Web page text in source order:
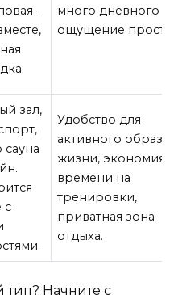
много дневного
ощущение
зал,
с
Удобство для
активного образа
жизни, экономия
времени на
тренировки,
приватная зона
отдыха.
тип? Начните с